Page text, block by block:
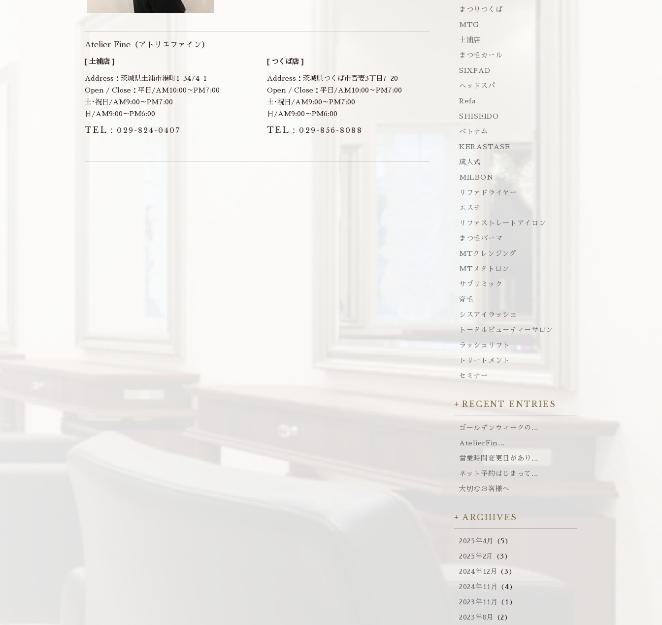
Atelier Fine（アトリエファイン）
[ 土浦店 ]
Address：茨城県土浦市港町1-3474-1
Open / Close：平日/AM10:00～PM7:00
土･祝日/AM9:00～PM7:00
日/AM9:00～PM6:00
TEL： 029-824-0407
[ つくば店 ]
Address：茨城県つくば市吾妻3丁目7-20
Open / Close：平日/AM10:00～PM7:00
土･祝日/AM9:00～PM7:00
日/AM9:00～PM6:00
TEL： 029-856-8088
まつりつくば
MTG
土浦店
まつ毛カール
SIXPAD
ヘッドスパ
Refa
SHISEIDO
ベトナム
KERASTASE
成人式
MILBON
リファドライヤー
エステ
リファストレートアイロン
まつ毛パーマ
MTクレンジング
MTメタトロン
サブリミック
育毛
シスアイラッシュ
トータルビューティーサロン
ラッシュリフト
トリートメント
セミナー
RECENT ENTRIES
ゴールデンウィークの...
AtelierFin...
営業時間変更日があり...
ネット予約はじまって...
大切なお客様へ
ARCHIVES
2025年4月 (5)
2025年2月 (3)
2024年12月 (3)
2024年11月 (4)
2023年11月 (1)
2023年8月 (2)